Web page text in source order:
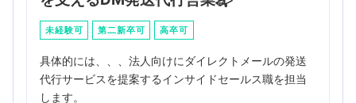
未経験可 第二新卒可 高卒可
具体的には、、、法人向けにダイレクトメールの発送
代行サービスを提案するインサイドセールス職を担当
します。